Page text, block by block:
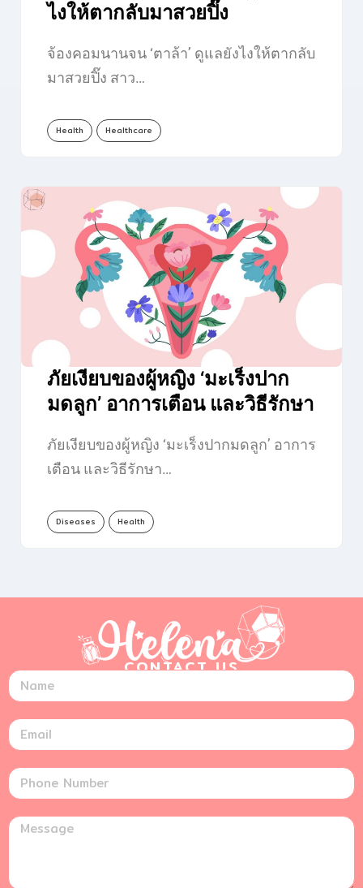
ไงให้ตากลับมาสวยปิ๊ง
จ้องคอมนานจน ‘ตาล้า’ ดูแลยังไงให้ตากลับ
มาสวยปิ๊ง สาว…
Health Healthcare
ภัยเงียบของผู้หญิง ‘มะเร็งปาก
มดลูก’ อาการเตือน และวิธีรักษา
ภัยเงียบของผู้หญิง ‘มะเร็งปากมดลูก’ อาการ
เตือน และวิธีรักษา…
Diseases Health
CONTACT US